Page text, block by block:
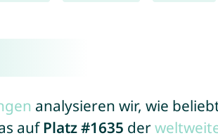
analysieren wir, wie
auf Platz #1635 der